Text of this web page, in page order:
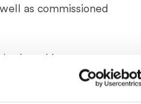
as commissioned
productions and